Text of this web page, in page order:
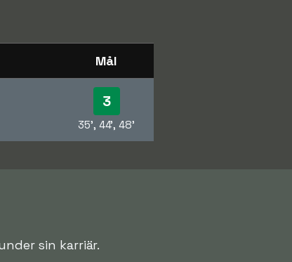
Mål
3
35', 44', 48'
sin karriär.